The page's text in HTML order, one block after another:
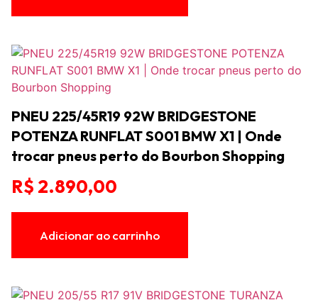
PNEU 225/45R19 92W BRIDGESTONE
POTENZA RUNFLAT S001 BMW X1 | Onde
trocar pneus perto do Bourbon Shopping
R$ 2.890,00
Adicionar ao carrinho